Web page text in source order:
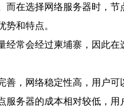
在选择网络服务器时，
和特点。
常会经过柬埔寨，因此
，网络稳定性高，用户
务器的成本相对较低，用